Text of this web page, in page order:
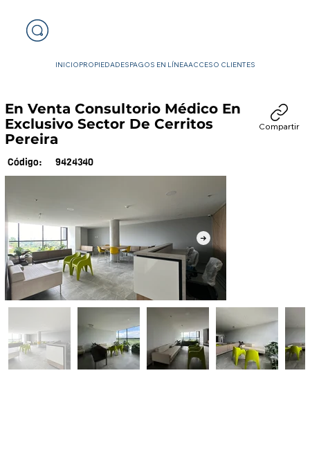
INICIOPROPIEDADESPAGOS EN LÍNEAACCESO CLIENTES
En Venta Consultorio Médico En
Exclusivo Sector De Cerritos
Pereira
Código: 9424340
Compartir